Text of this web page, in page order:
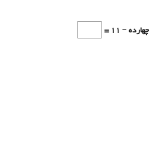
چهارده − 11 =